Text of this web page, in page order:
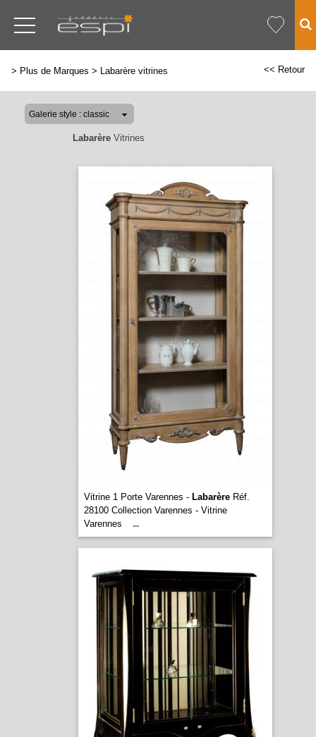
> Plus de Marques > Labarère vitrines << Retour
LabarèreVitrines
Vitrine 1 Porte Varennes - LabarèreRéf.
28100 Collection Varennes - Vitrine
Varennes
...